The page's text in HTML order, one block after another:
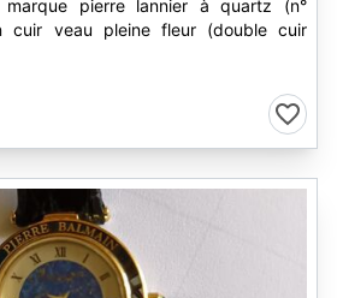
pierre lannier à quartz (n°
cuir veau pleine fleur (double cuir